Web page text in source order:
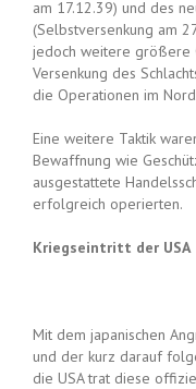
am 17.12.39) und des
(Selbstversenkung am
jedoch weitere größere
Versenkung des
die Operationen im
Eine weitere Taktik
Bewaffnung wie
ausgestattete
erfolgreich operierten.
Kriegseintritt der USA
Mit dem japanischen
und der kurz darauf
die USA trat diese